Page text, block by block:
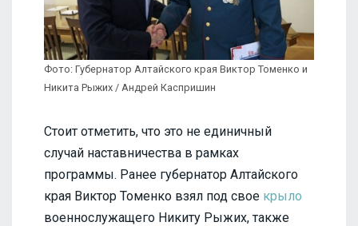
Фото: Губернатор Алтайского края Виктор Томенко и
Никита Рыжих / Андрей Каспришин
Стоит отметить, что это не единичный
случай наставничества в рамках
программы. Ранее губернатор Алтайского
края Виктор Томенко взял под свое крыло
военнослужащего Никиту Рыжих, также